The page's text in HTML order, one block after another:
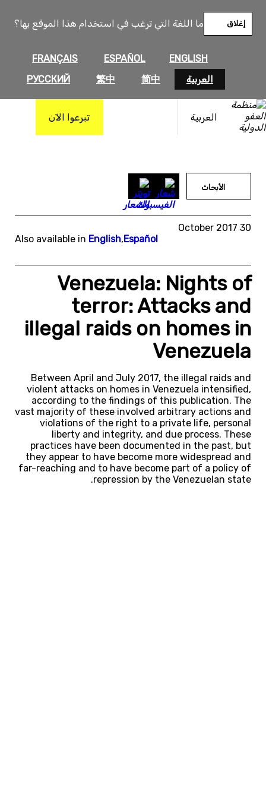
ما اللغة التي ترغب في استخدام هذا الموقع بها؟
ENGLISH
ESPAÑOL
FRANÇAIS
العربية
简中
繁中
РУССКИЙ
إغلاق
العربية تبرعوا الآن
المحتوى
الأبحاث
30 October 2017
Also available in English,Español
Venezuela: Nights of
terror: Attacks and
illegal raids on homes in
Venezuela
Between April and July 2017, the illegal raids and
violent attacks on homes in Venezuela intensified,
according to the findings of this publication. The
vast majority of these involved arbitrary actions and
violations of the right to a private life, personal
liberty and integrity, and due process. These
practices have been documented in the past, but
they appear to have become more widespread and
far-reaching and to have become part of a policy of
repression by the Venezuelan state.